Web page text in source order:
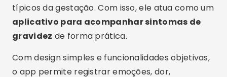
Ovia Fertility & Cycle Tracker
O Oviaé um dos aplicativos mais completos da
categoria. Ele une funcionalidades deaplicativo
de fertilidade e ovulaçãocom ferramentas